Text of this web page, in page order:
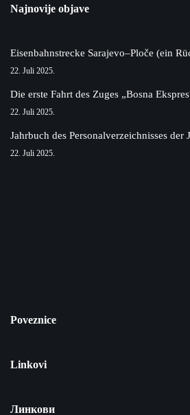
Najnovije objave
Eisenbahnstrecke Sarajevo–Ploče (ein
22. Juli 2025.
Die erste Fahrt des Zuges „Bosna
22. Juli 2025.
Jahrbuch des Personalverzeichnisses der
22. Juli 2025.
Poveznice
Linkovi
Линкови